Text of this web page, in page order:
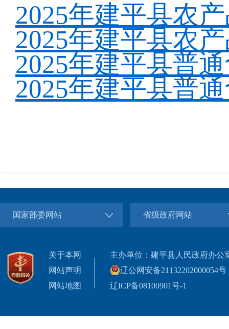
2025年建平县农
2025年建平县农
2025年建平县普
2025年建平县普
国家部委网站 省级政府网站
关于本网
网站声明
网站地图
主办单位：建平县人民政府办公
辽公网安备21132202000054号
辽ICP备08100901号-1